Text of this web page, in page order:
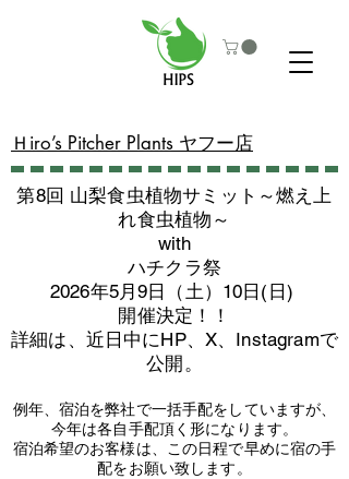
​Ｈiro’s Pitcher Plants ヤフー店
第8回 山梨食虫植物サミット～燃え上
れ食虫植物～
with
​ハチクラ祭
2026年5月9日（土）10日(日)
​開催決定！！
詳細は、近日中にHP、X、Instagramで
公開。
例年、宿泊を弊社で一括手配をしていますが、
今年は各自手配頂く形になります。
​宿泊希望のお客様は、この日程で早めに宿の手
配をお願い致します。